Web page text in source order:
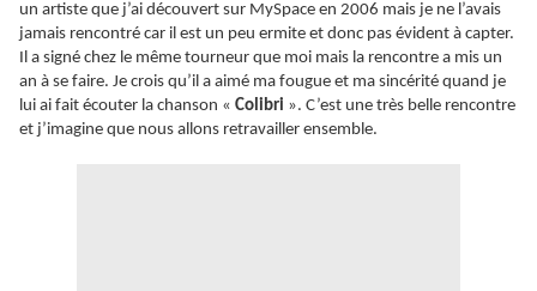
un artiste que j’ai découvert sur MySpace en 2006 mais je ne l’avais
jamais rencontré car il est un peu ermite et donc pas évident à capter.
Il a signé chez le même tourneur que moi mais la rencontre a mis un
an à se faire. Je crois qu’il a aimé ma fougue et ma sincérité quand je
lui ai fait écouter la chanson « Colibri ». C’est une très belle rencontre
et j’imagine que nous allons retravailler ensemble.